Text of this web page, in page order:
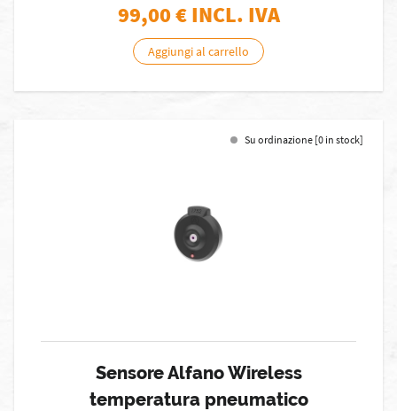
99,00€ INCL. IVA
Aggiungi al carrello
Su ordinazione [0 in stock]
Sensore Alfano Wireless
temperatura pneumatico